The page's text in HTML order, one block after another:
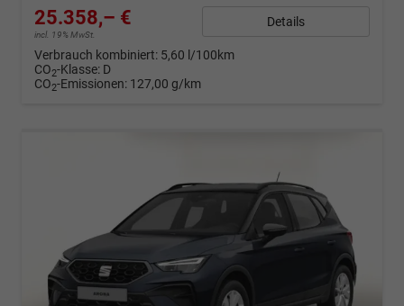
25.358,– €
incl. 19% MwSt.
Details
Verbrauch kombiniert: 5,60 l/100km
CO2-Klasse: D
CO2-Emissionen: 127,00 g/km